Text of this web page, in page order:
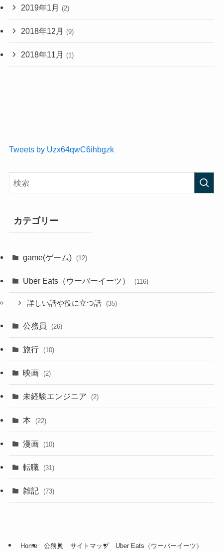
2019年1月 (2)
2018年12月 (9)
2018年11月 (1)
Tweets by Uzx64qwC6ihbgzk
カテゴリー
game(ゲーム) (12)
Uber Eats（ウーバーイーツ） (116)
詳しい話や役に立つ話 (35)
公務員 (26)
旅行 (10)
映画 (2)
未経験エンジニア (2)
本 (22)
漫画 (10)
転職 (31)
雑記 (73)
Home 公務員 サイトマップ Uber Eats（ウーバーイーツ）